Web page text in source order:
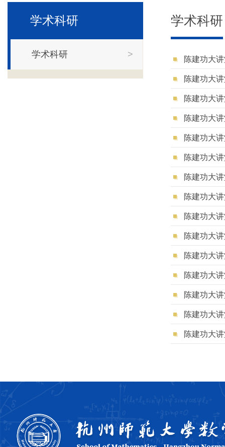
学术科研
学术科研 >
学术科研
陈建功大
陈建功大
陈建功大
陈建功大
陈建功大
陈建功大
陈建功大
陈建功大
陈建功大
陈建功大
陈建功大
陈建功大
陈建功大